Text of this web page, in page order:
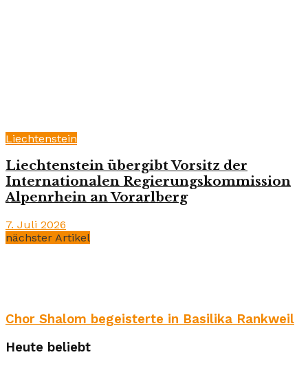
Liechtenstein
Liechtenstein übergibt Vorsitz der
Internationalen Regierungskommission
Alpenrhein an Vorarlberg
7. Juli 2026
nächster Artikel
Chor Shalom begeisterte in Basilika Rankweil
Heute beliebt